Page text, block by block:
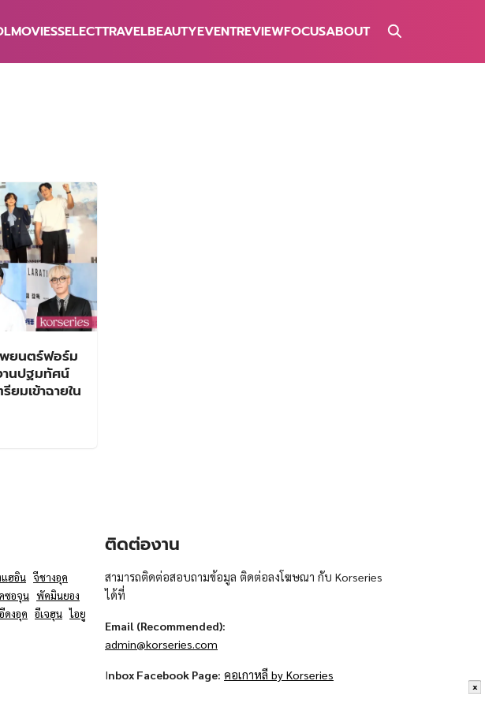
x
MOVIESSELECTTRAVELBEAUTYEVENTREVIEWFOCUSABOUT
ยนตร์ฟอร์ม
นปฐมทัศน์
มเข้าฉายใน
แฮอิน จีชางอุค
ซอจุน พัคมินยอง
อีดงอุค อีเจฮุน ไอยู
ติดต่องาน
สามารถติดต่อสอบถามข้อมูล ติดต่อลงโฆษณา กับ Korseries
ได้ที่
Email (Recommended):
admin@korseries.com
Inbox Facebook Page: คอเกาหลี by Korseries